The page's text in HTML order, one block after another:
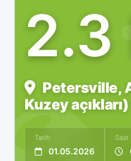
2.3
Petersville,
Kuzey açıkları)
Tarih
01.05.2026
Saat